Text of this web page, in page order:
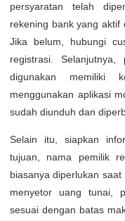
persyaratan telah
rekening bank yang aktif
Jika belum, hubungi
registrasi.
digunakan memiliki
menggunakan aplikasi
sudah diunduh dan
Selain itu, siapkan
tujuan, nama pemilik
biasanya diperlukan
menyetor uang tunai,
sesuai dengan batas